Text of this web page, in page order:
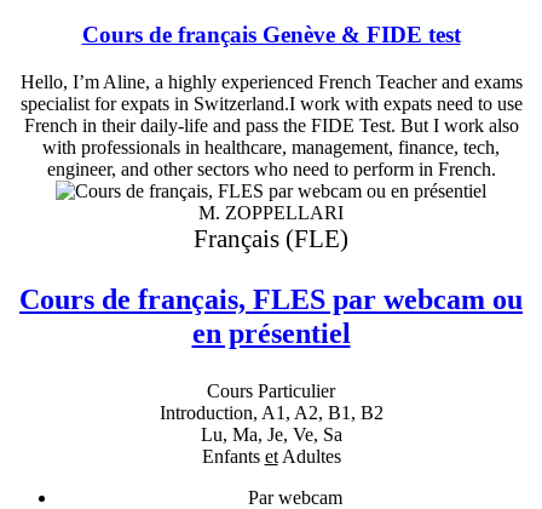
Cours de français Genève & FIDE test
Hello, I’m Aline, a highly experienced French Teacher and exams
specialist for expats in Switzerland.I work with expats need to use
French in their daily-life and pass the FIDE Test. But I work also
with professionals in healthcare, management, finance, tech,
engineer, and other sectors who need to perform in French.
M. ZOPPELLARI
Français (FLE)
Cours de français, FLES par webcam ou
en présentiel
Cours Particulier
Introduction, A1, A2, B1, B2
Lu, Ma, Je, Ve, Sa
Enfants etAdultes
Par webcam